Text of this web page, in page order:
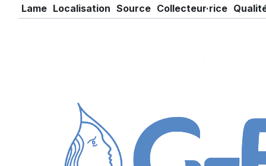
Lame Localisation Source Collecteur·rice